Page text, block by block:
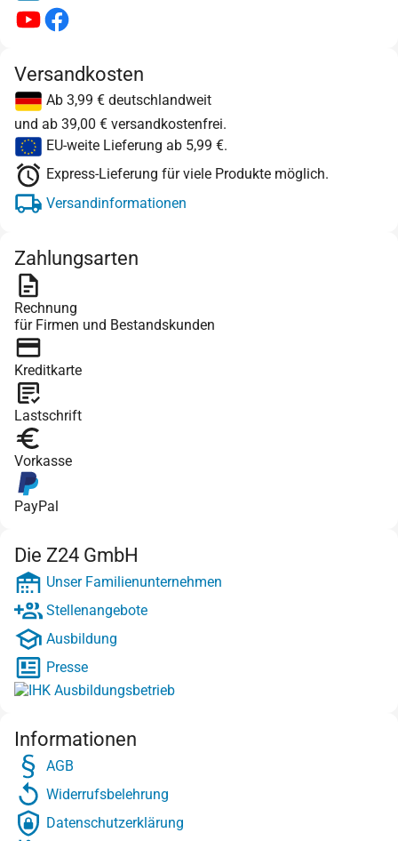
Versandkosten
Ab 3,99 € deutschlandweit
und ab 39,00 € versandkostenfrei.
EU-weite Lieferung ab 5,99 €.
Express-Lieferung für viele Produkte möglich.
Versandinformationen
Zahlungsarten
Rechnung
für Firmen und Bestandskunden
Kreditkarte
Lastschrift
Vorkasse
PayPal
Die Z24 GmbH
Unser Familienunternehmen
Stellenangebote
Ausbildung
Presse
Informationen
AGB
Widerrufsbelehrung
Datenschutzerklärung